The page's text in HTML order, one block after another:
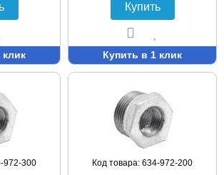
клик
Купить
Купить в 1 клик
972-300 Код товара: 634-972-200